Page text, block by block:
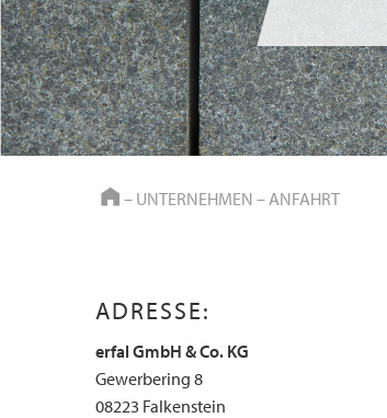
HOME
– UNTERNEHMEN –ANFAHRT
ADRESSE:
erfal GmbH & Co. KG
Gewerbering 8
08223 Falkenstein